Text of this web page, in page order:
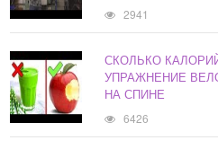
2941
СКОЛЬКО
УПРАЖНЕНИЕ
НА СПИНЕ
6426